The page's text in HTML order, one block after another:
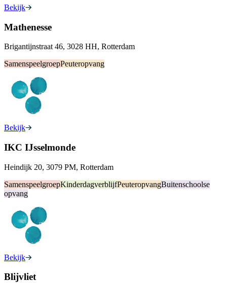
Bekijk
Mathenesse
Brigantijnstraat 46, 3028 HH, Rotterdam
SamenspeelgroepPeuteropvang
Bekijk
IKC IJsselmonde
Heindijk 20, 3079 PM, Rotterdam
SamenspeelgroepKinderdagverblijfPeuteropvangBuitenschoolse
opvang
Bekijk
Blijvliet